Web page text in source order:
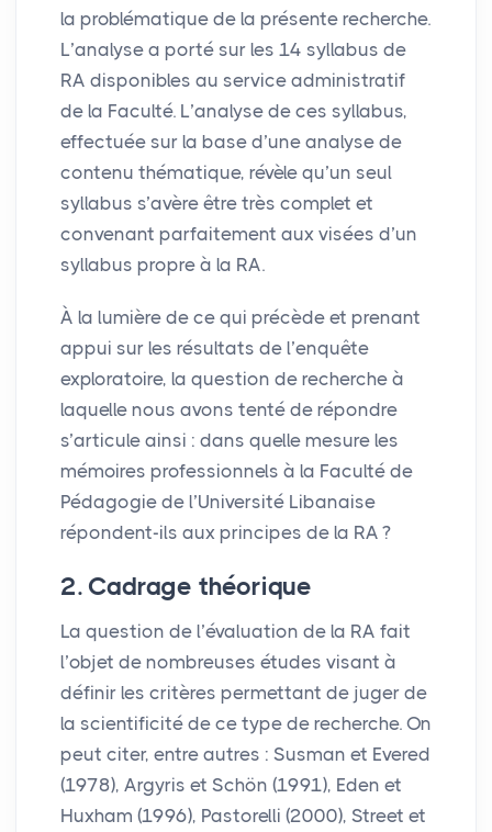
la problématique de la présente recherche.
L’analyse a porté sur les 14 syllabus de
RA disponibles au service administratif
de la Faculté. L’analyse de ces syllabus,
effectuée sur la base d’une analyse de
contenu thématique, révèle qu’un seul
syllabus s’avère être très complet et
convenant parfaitement aux visées d’un
syllabus propre à la RA.
À la lumière de ce qui précède et prenant
appui sur les résultats de l’enquête
exploratoire, la question de recherche à
laquelle nous avons tenté de répondre
s’articule ainsi : dans quelle mesure les
mémoires professionnels à la Faculté de
Pédagogie de l’Université Libanaise
répondent-ils aux principes de la RA ?
2. Cadrage théorique
La question de l’évaluation de la RA fait
l’objet de nombreuses études visant à
définir les critères permettant de juger de
la scientificité de ce type de recherche. On
peut citer, entre autres : Susman et Evered
(1978), Argyris et Schön (1991), Eden et
Huxham (1996), Pastorelli (2000), Street et